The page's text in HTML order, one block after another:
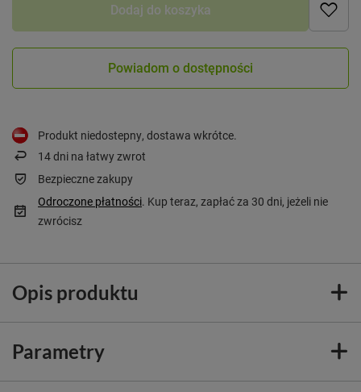
Dodaj do koszyka
Powiadom o dostępności
Produkt niedostepny, dostawa wkrótce
14dni na łatwy zwrot
Bezpieczne zakupy
Odroczone płatności. Kup teraz, zapłać za 30 dni, jeżeli nie
zwrócisz
Opis produktu
Parametry